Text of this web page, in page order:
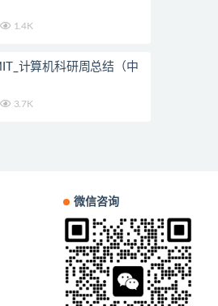
1.4K
计算机科研周总结（中
3.7K
微信咨询